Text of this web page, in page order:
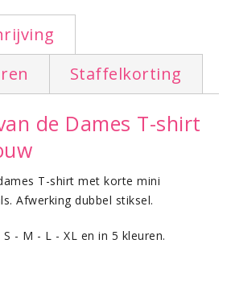
Staffelkorting
de Dames T-shirt
T-shirt met korte mini
Afwerking dubbel stiksel.
- M - L - XL en in 5 kleuren.